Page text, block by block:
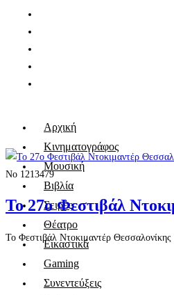
Αρχική
Κινηματογράφος
Μουσική
Βιβλία
Σειρές
Θέατρο
Εικαστικά
Gaming
Συνεντεύξεις
No 1213479
Το 27ο Φεστιβάλ
Το Φεστιβάλ Ντοκιμαντέρ Θεσσαλονίκης